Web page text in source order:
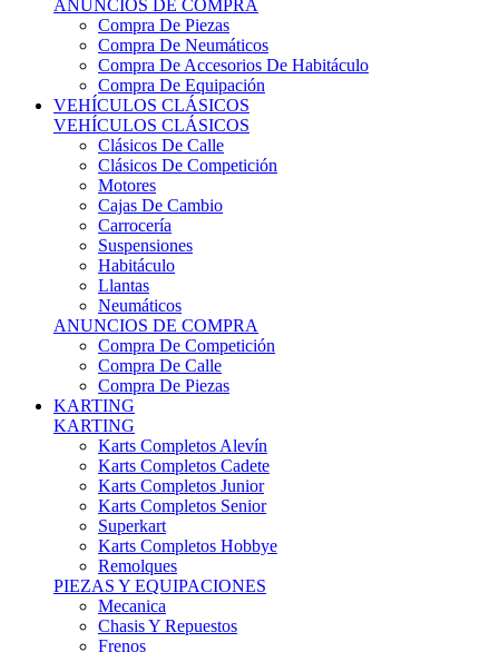
ANUNCIOS DE COMPRA
Compra De Piezas
Compra De Neumáticos
Compra De Accesorios De Habitáculo
Compra De Equipación
VEHÍCULOS CLÁSICOS
VEHÍCULOS CLÁSICOS
Clásicos De Calle
Clásicos De Competición
Motores
Cajas De Cambio
Carrocería
Suspensiones
Habitáculo
Llantas
Neumáticos
ANUNCIOS DE COMPRA
Compra De Competición
Compra De Calle
Compra De Piezas
KARTING
KARTING
Karts Completos Alevín
Karts Completos Cadete
Karts Completos Junior
Karts Completos Senior
Superkart
Karts Completos Hobbye
Remolques
PIEZAS Y EQUIPACIONES
Mecanica
Chasis Y Repuestos
Frenos